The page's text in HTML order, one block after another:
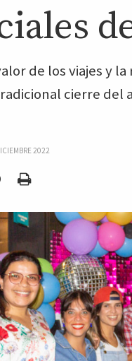
de los viajes y
cierre del
2022